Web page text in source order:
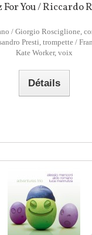
For You / Riccardo
/ Giorgio Rosciglione,
Presti, trompette /
Kate Worker, voix
Détails